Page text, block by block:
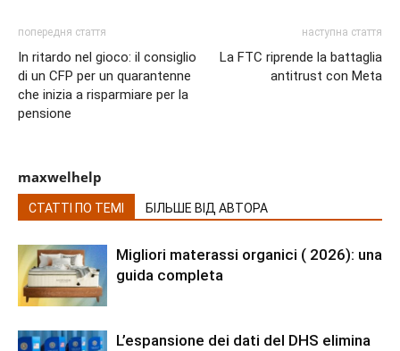
попередня стаття
In ritardo nel gioco: il consiglio
di un CFP per un quarantenne
che inizia a risparmiare per la
pensione
наступна стаття
La FTC riprende la battaglia
antitrust con Meta
maxwelhelp
СТАТТІ ПО ТЕМІ БІЛЬШЕ ВІД АВТОРА
Migliori materassi organici ( 2026): una
guida completa
L’espansione dei dati del DHS elimina